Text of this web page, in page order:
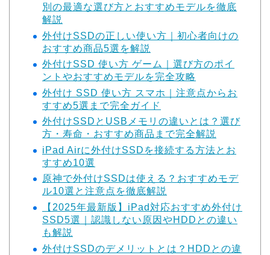
別の最適な選び方とおすすめモデルを徹底
解説
外付けSSDの正しい使い方｜初心者向けの
おすすめ商品5選を解説
外付けSSD 使い方 ゲーム｜選び方のポイ
ントやおすすめモデルを完全攻略
外付け SSD 使い方 スマホ｜注意点からお
すすめ5選まで完全ガイド
外付けSSDとUSBメモリの違いとは？選び
方・寿命・おすすめ商品まで完全解説
iPad Airに外付けSSDを接続する方法とお
すすめ10選
原神で外付けSSDは使える？おすすめモデ
ル10選と注意点を徹底解説
【2025年最新版】iPad対応おすすめ外付け
SSD5選｜認識しない原因やHDDとの違い
も解説
外付けSSDのデメリットとは？HDDとの違